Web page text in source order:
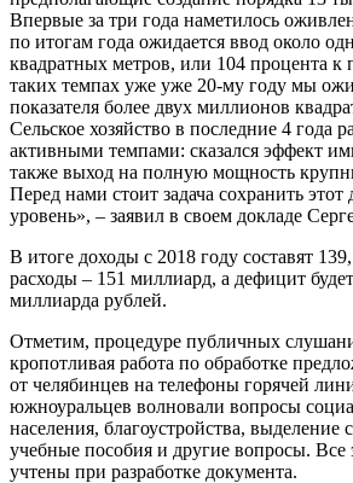
Впервые за три года наметилось
по итогам года ожидается ввод около
квадратных метров, или 104 процента
таких темпах уже уже 20-му году мы
показателя более двух миллионов
Сельское хозяйство в последние 4 года
активными темпами: сказался эффект
также выход на полную мощность
Перед нами стоит задача сохранить этот
уровень», – заявил в своем докладе
В итоге доходы с 2018 году составят
расходы – 151 миллиард, а дефицит
миллиарда рублей.
Отметим, процедуре публичных
кропотливая работа по обработке
от челябинцев на телефоны горячей
южноуральцев волновали вопросы
населения, благоустройства, выделение
учебные пособия и другие вопросы.
учтены при разработке документа.